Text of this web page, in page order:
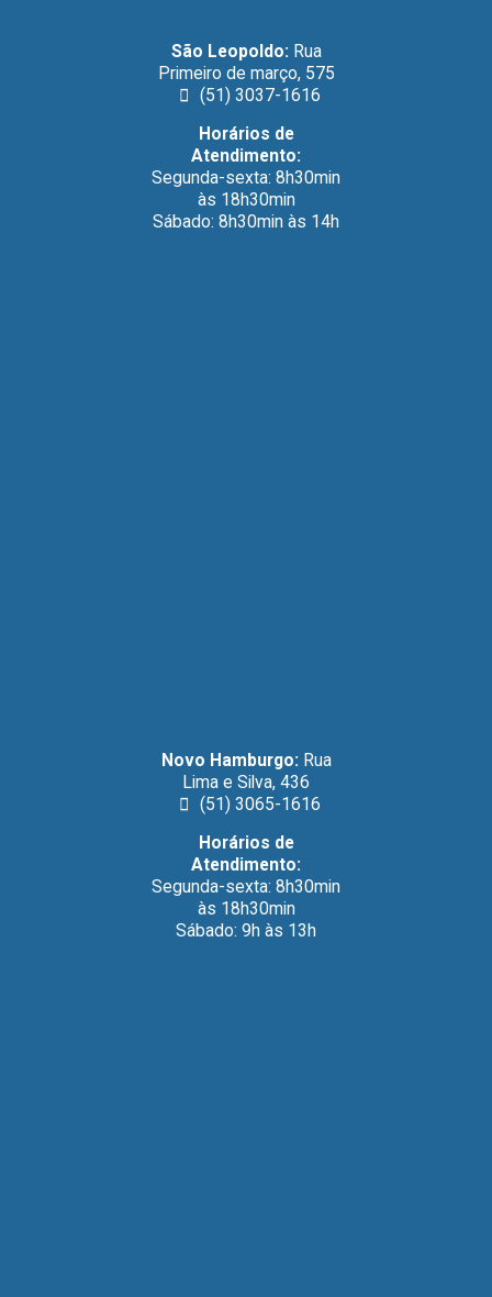
São Leopoldo: Rua
Primeiro de março, 575
(51) 3037-1616
Horários de
Atendimento:
Segunda-sexta: 8h30min
às 18h30min
Sábado: 8h30min às 14h
Novo Hamburgo: Rua
Lima e Silva, 436
(51) 3065-1616
Horários de
Atendimento:
Segunda-sexta: 8h30min
às 18h30min
Sábado: 9h às 13h